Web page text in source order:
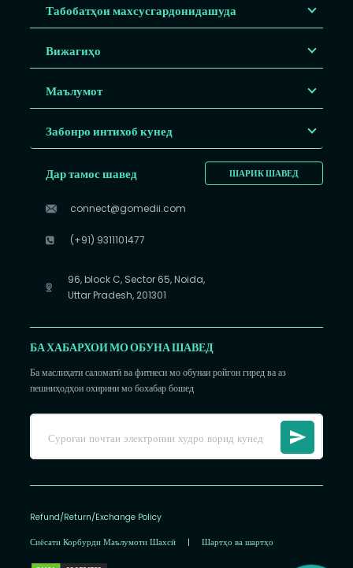
Табобатҳои махсусгардонидашуда
Вижагиҳо
Маълумот
Забонро интихоб кунед
ШАРИК ШАВЕД
Дар тамос шавед
connect@gomedii.com
(+91) 9311101477
96, block C, Sector 65, Noida,
Uttar Pradesh, 201301
БА ХАБАРХОИ МО ОБУНА ШАВЕД
Ба маслиҳати саломатӣ ва фитнеси мо обунаи ройгон гиред ва аз
пешниҳодҳои охирини мо бохабар бошед
Refund/Return/Exchange Policy
Сиёсати Корбурди Маълумоти Шахсӣ | Шартҳо ва шартҳо